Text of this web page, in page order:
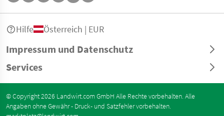
Impressum und Datenschutz
Services
Hilfe Österreich | EUR
© Copyright 2026 Landwirt.com GmbH Alle Rechte vorbehalten. Alle
Angaben ohne Gewähr - Druck- und Satzfehler vorbehalten.